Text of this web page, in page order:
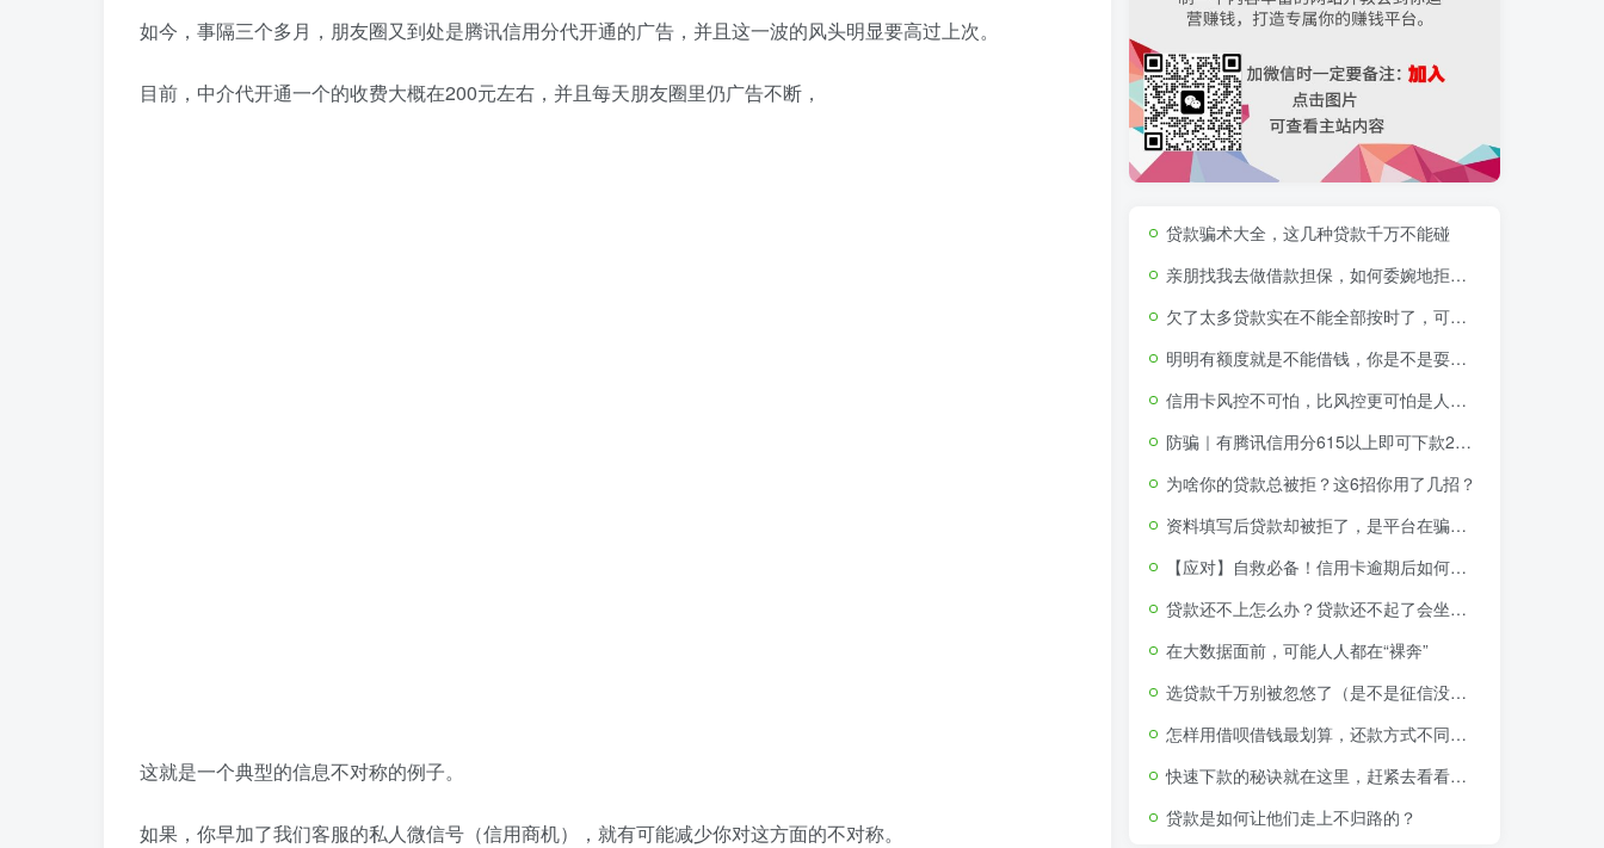
如今，事隔三个多月，朋友圈又到处是腾讯信用分代开通的广告，并且这一波的风头明显要高过上次。
目前，中介代开通一个的收费大概在200元左右，并且每天朋友圈里仍广告不断，
这就是一个典型的信息不对称的例子。
如果，你早加了我们客服的私人微信号（信用商机），就有可能减少你对这方面的不对称。
贷款骗术大全，这几种贷款千万不能碰
亲朋找我去做借款担保，如何委婉地拒绝？
欠了太多贷款实在不能全部按时了，可以不还那些不征信的贷款吗
明明有额度就是不能借钱，你是不是耍我？！
信用卡风控不可怕，比风控更可怕是人性的贪婪与短视
防骗｜有腾讯信用分615以上即可下款2000-15000元
为啥你的贷款总被拒？这6招你用了几招？
资料填写后贷款却被拒了，是平台在骗取个人资料吗？
【应对】自救必备！信用卡逾期后如何申请停息挂账分期还款
贷款还不上怎么办？贷款还不起了会坐牢吗（附视频教程）
在大数据面前，可能人人都在“裸奔”
选贷款千万别被忽悠了（是不是征信没问题就可以贷款了）
怎样用借呗借钱最划算，还款方式不同利息竟相差650
快速下款的秘诀就在这里，赶紧去看看吧！
贷款是如何让他们走上不归路的？